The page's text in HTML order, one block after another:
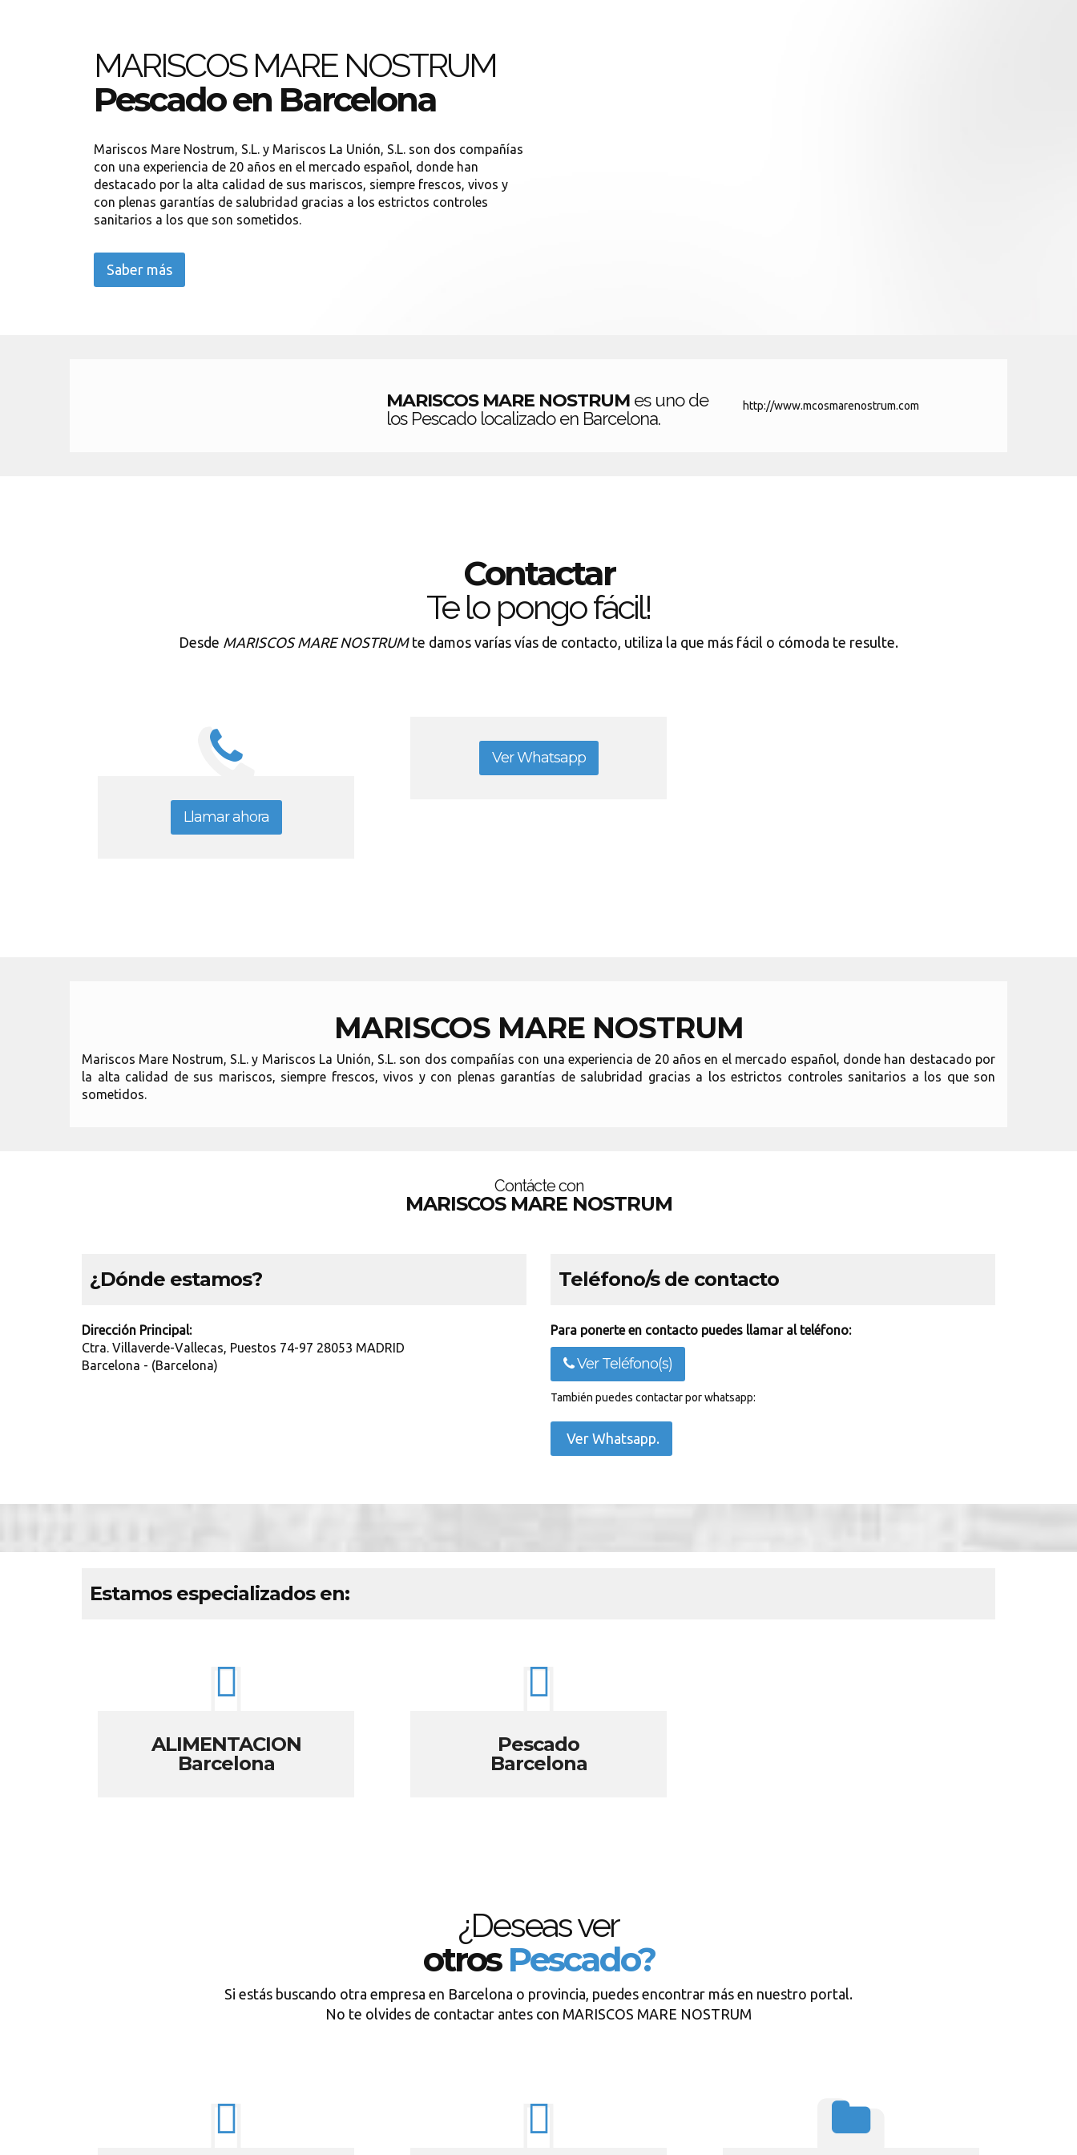
MARISCOS MARE NOSTRUM
Pescado en Barcelona
Mariscos Mare Nostrum, S.L. y Mariscos La Unión, S.L. son dos compañías
con una experiencia de 20 años en el mercado español, donde han
destacado por la alta calidad de sus mariscos, siempre frescos, vivos y
con plenas garantías de salubridad gracias a los estrictos controles
sanitarios a los que son sometidos.
Saber más
MARISCOS MARE NOSTRUM es uno de
los Pescado localizado en Barcelona.
http://www.mcosmarenostrum.com
Contactar
Te lo pongo fácil!
Desde MARISCOS MARE NOSTRUMte damos varías vías de contacto, utiliza la que más fácil o cómoda te resulte.
Llamar ahora
Ver Whatsapp
MARISCOS MARE NOSTRUM
Mariscos Mare Nostrum, S.L. y Mariscos La Unión, S.L. son dos compañías con una experiencia de 20 años en el mercado español, donde han destacado por
la alta calidad de sus mariscos, siempre frescos, vivos y con plenas garantías de salubridad gracias a los estrictos controles sanitarios a los que son
sometidos.
Contácte con
MARISCOS MARE NOSTRUM
¿Dónde estamos?
Dirección Principal:
Ctra. Villaverde-Vallecas, Puestos 74-97 28053 MADRID
Barcelona - (Barcelona)
Teléfono/s de contacto
Para ponerte en contacto puedes llamar al teléfono:
Ver Teléfono(s)
También puedes contactar por whatsapp:
Ver Whatsapp.
Estamos especializados en:
ALIMENTACION
Barcelona
Pescado
Barcelona
¿Deseas ver
otrosPescado?
Si estás buscando otra empresa en Barcelona o provincia, puedes encontrar más en nuestro portal.
No te olvides de contactar antes con MARISCOS MARE NOSTRUM